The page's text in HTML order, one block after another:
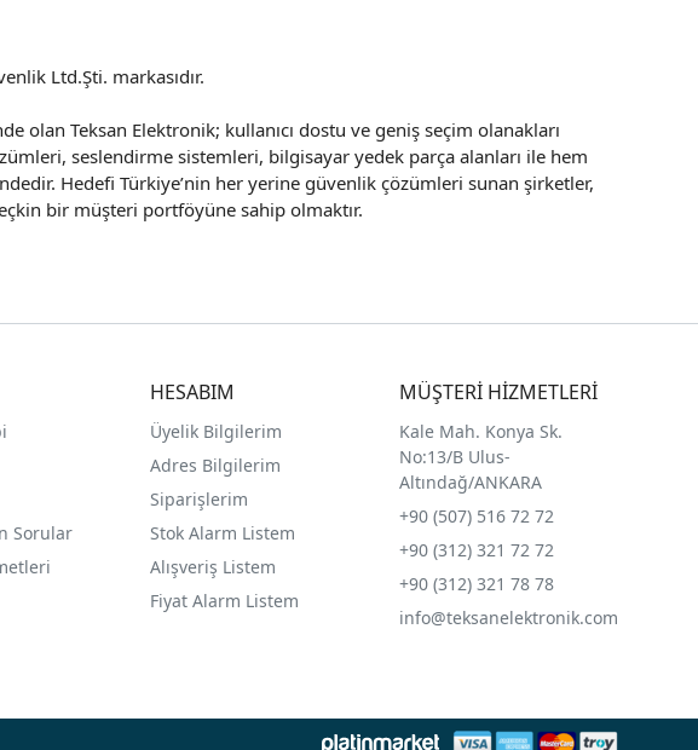
Ltd.Şti. markasıdır.
olan Teksan Elektronik; kullanıcı dostu ve geniş seçim olanakları
seslendirme sistemleri, bilgisayar yedek parça alanları ile hem
Hedefi Türkiye’nin her yerine güvenlik çözümleri sunan şirketler,
bir müşteri portföyüne sahip olmaktır.
Sorular
HESABIM
Üyelik Bilgilerim
Adres Bilgilerim
Siparişlerim
Stok Alarm Listem
Alışveriş Listem
Fiyat Alarm Listem
MÜŞTERİ HİZMETLERİ
Kale Mah. Konya Sk.
No:13/B Ulus-
Altındağ/ANKARA
+90 (507) 516 72 72
+90 (312) 321 72 72
+90 (312) 321 78 78
info@teksanelektronik.com